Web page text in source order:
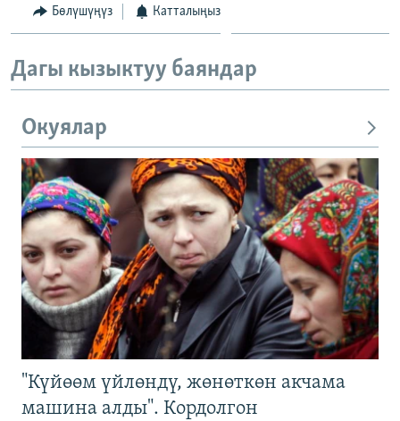
Бөлүшүңүз Катталыңыз
Дагы кызыктуу баяндар
Окуялар
"Күйөөм үйлөндү, жөнөткөн акчама
машина алды". Кордолгон